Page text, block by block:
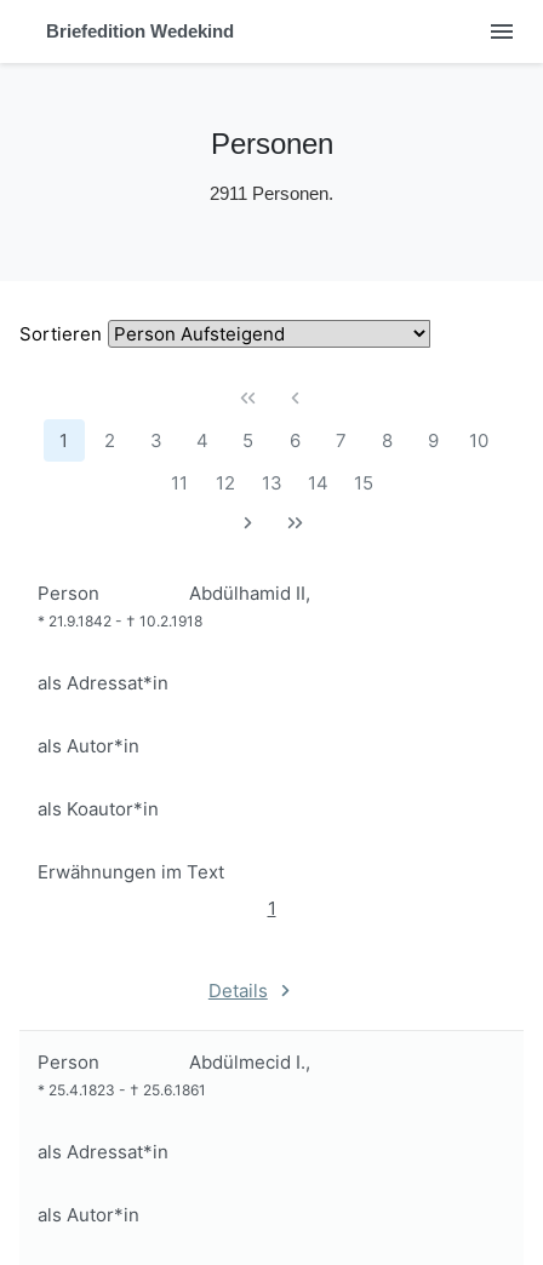
Briefedition Wedekind menu
Personen
2911 Personen.
Sortieren
1 2 3 4 5 6 7 8 9
10
11
12 13 14 15
Person Abdülhamid II,
* 21.9.1842 - † 10.2.1918
als Adressat*in
als Autor*in
als Koautor*in
Erwähnungen im Text
1
Details
Person Abdülmecid I.,
* 25.4.1823 - † 25.6.1861
als Adressat*in
als Autor*in